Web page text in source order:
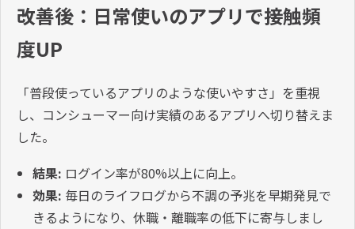
改善後：日常使いのアプリで接触頻
度UP
「普段使っているアプリのような使いやすさ」を重視
し、コンシューマー向け実績のあるアプリへ切り替えま
した。
結果: ログイン率が80%以上に向上。
効果: 毎日のライフログから不調の予兆を早期発見で
きるようになり、休職・離職率の低下に寄与しまし